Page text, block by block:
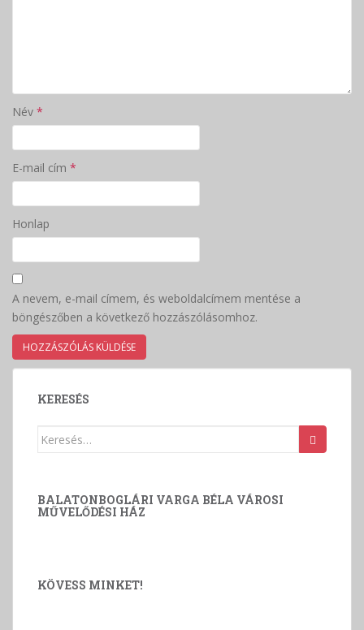
Név *
E-mail cím *
Honlap
A nevem, e-mail címem, és weboldalcímem mentése a
böngészőben a következő hozzászólásomhoz.
KERESÉS
Keresés:
BALATONBOGLÁRI VARGA BÉLA VÁROSI
MŰVELŐDÉSI HÁZ
KÖVESS MINKET!